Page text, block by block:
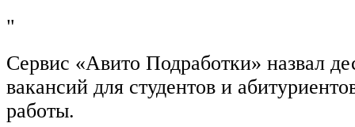
"
Сервис «Авито Подработки» назвал
вакансий для студентов и
работы.